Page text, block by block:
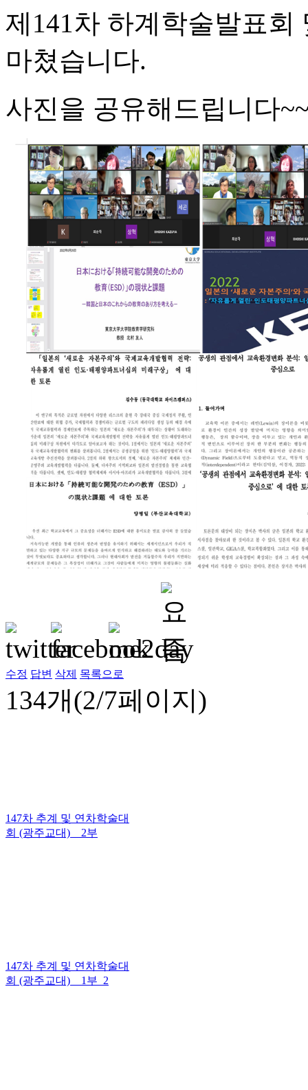
제141차 하계학술발표
마쳤습니다.
사진을 공유해드립니다
수정 답변 삭제 목록으로
134개(2/7페이지)
147차 추계 및 연차학술대
회 (광주교대) _ 2부
147차 추계 및 연차학술대
회 (광주교대) _ 1부_2